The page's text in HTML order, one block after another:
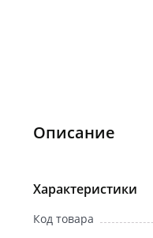
Описание
Характеристики
Код товара